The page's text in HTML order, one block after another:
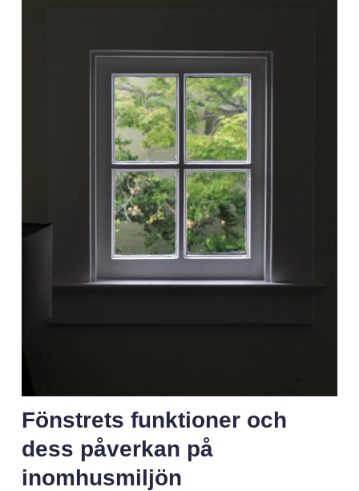
Fönstrets funktioner och
dess påverkan på
inomhusmiljön